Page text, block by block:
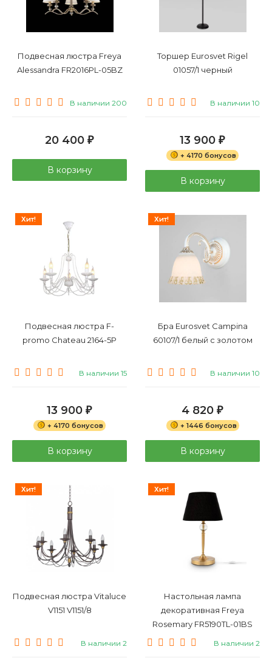
Подвесная люстра Freya
Alessandra FR2016PL-05BZ
В наличии 200
20 400 ₽
В корзину
Торшер Eurosvet Rigel
01057/1 черный
В наличии 10
13 900 ₽
+ 4170 бонусов
В корзину
Хит!
Подвесная люстра F-
promo Chateau 2164-5P
В наличии 15
13 900 ₽
+ 4170 бонусов
В корзину
Хит!
Бра Eurosvet Campina
60107/1 белый с золотом
В наличии 10
4 820 ₽
+ 1446 бонусов
В корзину
Хит!
Подвесная люстра Vitaluce
V1151 V1151/8
В наличии 2
Хит!
Настольная лампа
декоративная Freya
Rosemary FR5190TL-01BS
В наличии 2